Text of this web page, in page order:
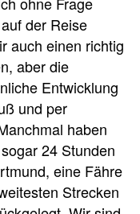
der Reise
auch einen richtig
aber die
Entwicklung
und per
haben
24 Stunden
eine Fähre
Strecken